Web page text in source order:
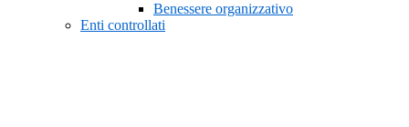
Benessere organizzativo
Enti controllati